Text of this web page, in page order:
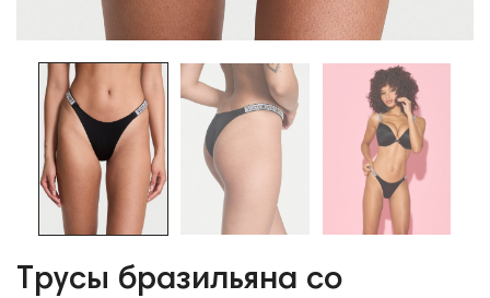
Трусы бразильяна со